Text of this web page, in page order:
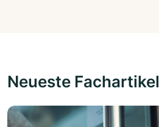
Neueste Fachartikel